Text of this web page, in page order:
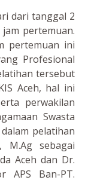
dari tanggal 2
pertemuan.
pertemuan ini
Profesional
tersebut
Aceh, hal ini
perwakilan
Swasta
pelatihan
M.Ag sebagai
Aceh dan Dr.
APS Ban-PT.